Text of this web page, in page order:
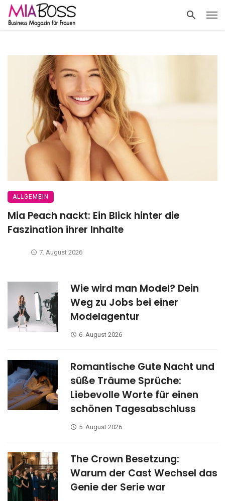
ALLGEMEIN
Mia Peach nackt: Ein Blick hinter die
Faszination ihrer Inhalte
7. August 2026
Wie wird man Model? Dein
Weg zu Jobs bei einer
Modelagentur
6. August 2026
Romantische Gute Nacht und
süße Träume Sprüche:
Liebevolle Worte für einen
schönen Tagesabschluss
5. August 2026
The Crown Besetzung:
Warum der Cast Wechsel das
Genie der Serie war